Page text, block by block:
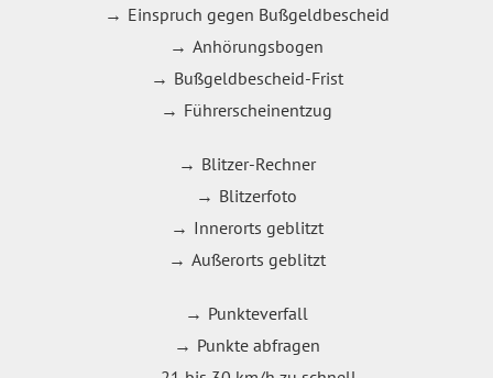
Einspruch gegen Bußgeldbescheid
Anhörungsbogen
Bußgeldbescheid-Frist
Führerscheinentzug
Blitzer-Rechner
Blitzerfoto
Innerorts geblitzt
Außerorts geblitzt
Punkteverfall
Punkte abfragen